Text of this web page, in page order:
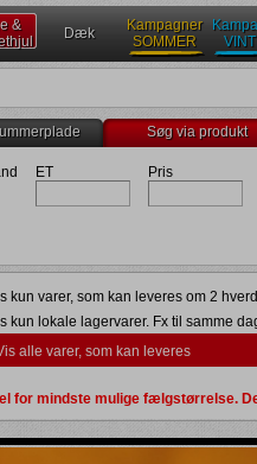
&
Dæk
Kampagner
SOMMER
Søg via produkt
ET Pris
kun varer, som kan leveres om 2
kun lokale lagervarer. Fx til samme
alle varer, som kan leveres
Kun egnet til vinterbrug ()
Kun direkte navboring ()
for mindste mulige fælgstørrelse.